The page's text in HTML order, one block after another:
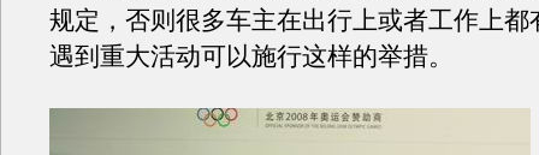
规定，否则很多车主在出行上或者工作上都
遇到重大活动可以施行这样的举措。